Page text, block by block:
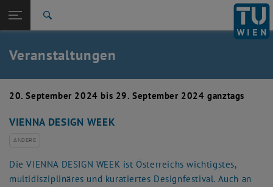
TU Login
Quicklinks
Quicklinks-Menü umschalten
Studium
Karriere
Zurück zur letzten Ebene:
Veranstaltungskalender
Event eintragen
Veranstaltungen
20. September 2024 bis 29. September 2024 ganztags
VIENNA DESIGN WEEK
ANDERE
Die VIENNA DESIGN WEEK ist Österreichs wichtigstes,
multidisziplinäres und kuratiertes Designfestival. Auch an